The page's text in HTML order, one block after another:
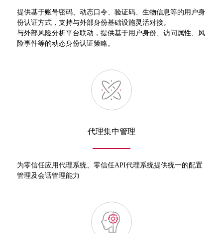
提供基于账号密码、动态口令、验证码、生物信息等的用户身
份认证方式，支持与外部身份基础设施灵活对接。
与外部风险分析平台联动，提供基于用户身份、访问属性、风
险事件等的动态身份认证策略。
代理集中管理
为零信任应用代理系统、零信任API代理系统提供统一的配置
管理及会话管理能力